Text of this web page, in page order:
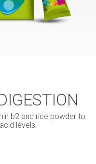
b2 and rice powder to
levels.